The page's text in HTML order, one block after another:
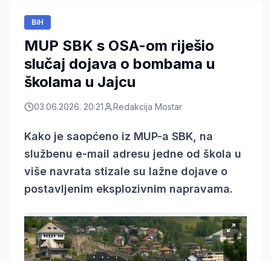
BiH
MUP SBK s OSA-om riješio
slučaj dojava o bombama u
školama u Jajcu
03.06.2026. 20:21 Redakcija Mostar
Kako je saopćeno iz MUP-a SBK, na
službenu e-mail adresu jedne od škola u
više navrata stizale su lažne dojave o
postavljenim eksplozivnim napravama.